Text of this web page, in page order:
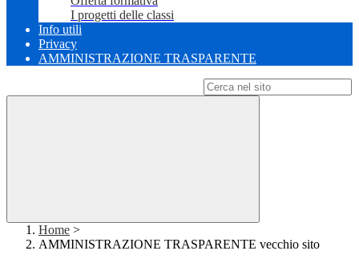
I progetti delle classi
Info utili
Privacy
AMMINISTRAZIONE TRASPARENTE
Home >
AMMINISTRAZIONE TRASPARENTE vecchio sito